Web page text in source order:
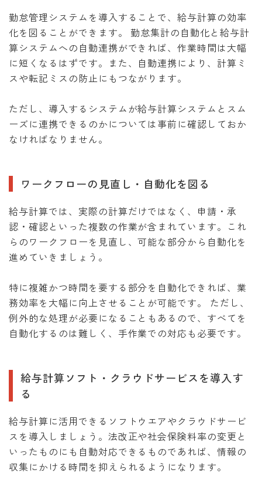
勤怠管理システムを導入することで、給与計算の効率
化を図ることができます。 勤怠集計の自動化と給与計
算システムへの自動連携ができれば、作業時間は大幅
に短くなるはずです。また、自動連携により、計算ミ
スや転記ミスの防止にもつながります。
ただし、導入するシステムが給与計算システムとスム
ーズに連携できるのかについては事前に確認しておか
なければなりません。
ワークフローの見直し・自動化を図る
給与計算では、実際の計算だけではなく、申請・承
認・確認といった複数の作業が含まれています。これ
らのワークフローを見直し、可能な部分から自動化を
進めていきましょう。
特に複雑かつ時間を要する部分を自動化できれば、業
務効率を大幅に向上させることが可能です。 ただし、
例外的な処理が必要になることもあるので、すべてを
自動化するのは難しく、手作業での対応も必要です。
給与計算ソフト・クラウドサービスを導入す
る
給与計算に活用できるソフトウエアやクラウドサービ
スを導入しましょう。法改正や社会保険料率の変更と
いったものにも自動対応できるものであれば、情報の
収集にかける時間を抑えられるようになります。